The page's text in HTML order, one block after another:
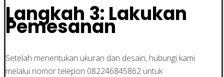
Langkah 3: Lakukan
Pemesanan
Setelah menentukan ukuran dan desain, hubungi kami
melalui nomor telepon 082246845862 untuk